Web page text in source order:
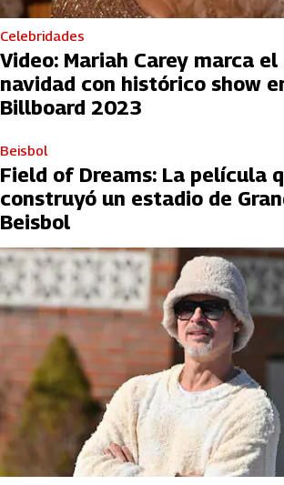
Celebridades
Video: Mariah Carey marca
navidad con histórico show
Billboard 2023
Beisbol
Field of Dreams: La película
construyó un estadio de
Beisbol